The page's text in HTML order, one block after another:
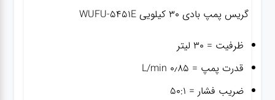
گریس پمپ بادی ۳۰ کیلویی WUFU-5451E
ظرفیت = ۳۰ لیتر
قدرت پمپ = ۰٫۸۵ L/min
ضریب فشار = ۵۰:۱